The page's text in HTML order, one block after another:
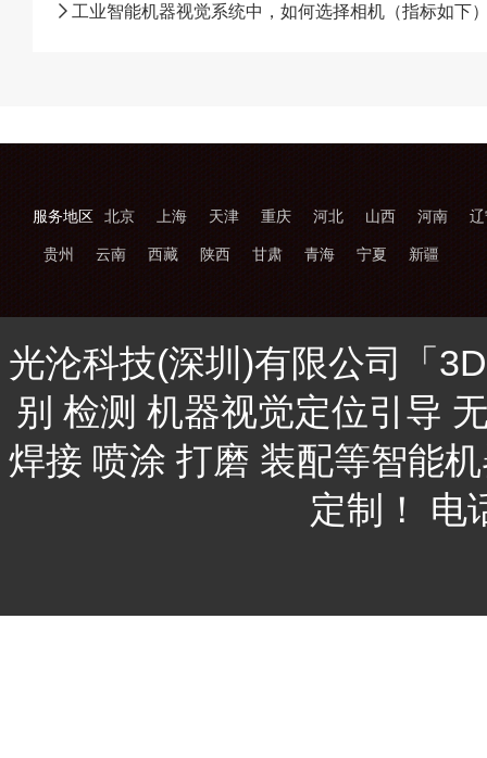
工业智能机器视觉系统中，如何选择相机（指标如下
服务地区 北京 上海 天津 重庆 河北 山西 河南
贵州 云南 西藏 陕西 甘肃 青海 宁夏 新疆
光沦科技(深圳)有限公司「
别 检测 机器视觉定位引导
焊接 喷涂 打磨 装配等智能
定制！ 电